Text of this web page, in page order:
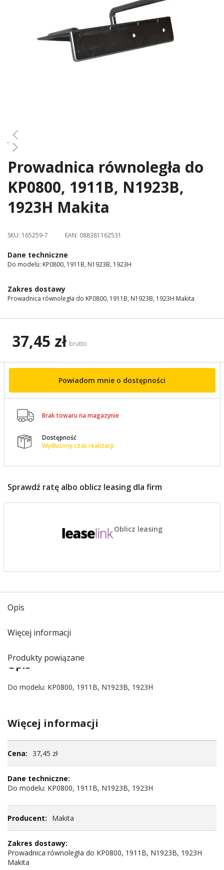
Skip
the
beginning
of
images
Prowadnica równoległa do
KP0800, 1911B, N1923B,
1923H Makita
SKU: 165259-7 EAN: 088381162531
Dane techniczne
Do modelu: KP0800, 1911B, N1923B, 1923H
Zakres dostawy
Prowadnica równoległa do KP0800, 1911B, N1923B, 1923H Makita
37,45 zł brutto
Powiadom mnie o dostępności
 Brak towaru na magazynie

Dostępność
Wydłużony czas realizacji
Sprawdź ratę albo oblicz leasing dla firm
Oblicz leasing
Opis
Więcej informacji
Produkty powiązane
Opis
Do modelu: KP0800, 1911B, N1923B, 1923H
Więcej informacji
informacji37,45 zł
Do modelu: KP0800, 1911B, N1923B, 1923H
Makita
Prowadnica równoległa do KP0800, 1911B, N1923B, 1923H
Makita